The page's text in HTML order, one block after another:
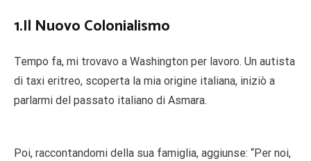
1.Il Nuovo Colonialismo
Tempo fa, mi trovavo a Washington per lavoro. Un autista
di taxi eritreo, scoperta la mia origine italiana, iniziò a
parlarmi del passato italiano di Asmara.
Poi, raccontandomi della sua famiglia, aggiunse: “Per noi,